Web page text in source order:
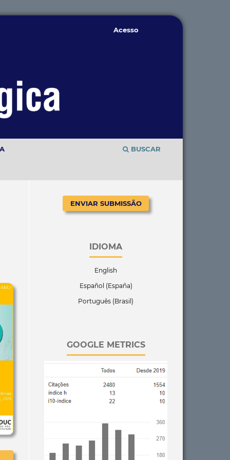
BUSCAR
Acesso
ENVIAR SUBMISSÃO
IDIOMA
English
Español (España)
Português (Brasil)
GOOGLE METRICS